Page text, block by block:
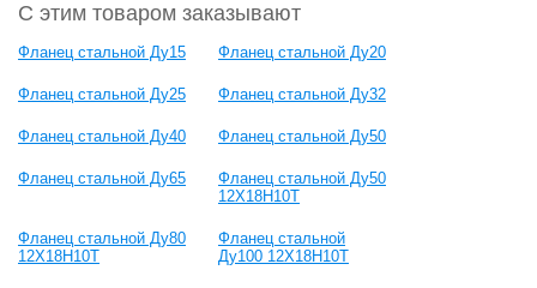
С этим товаром заказывают
Фланец стальной Ду15 Фланец стальной Ду20
Фланец стальной Ду25 Фланец стальной Ду32
Фланец стальной Ду40 Фланец стальной Ду50
Фланец стальной Ду65
Фланец стальной Ду50
12Х18Н10Т
Фланец стальной Ду80
12Х18Н10Т
Фланец стальной
Ду100 12Х18Н10Т